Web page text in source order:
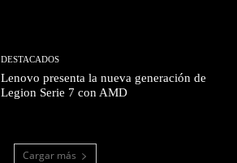
DESTACADOS
Lenovo presenta la nueva generación de
Legion Serie 7 con AMD
Cargar más